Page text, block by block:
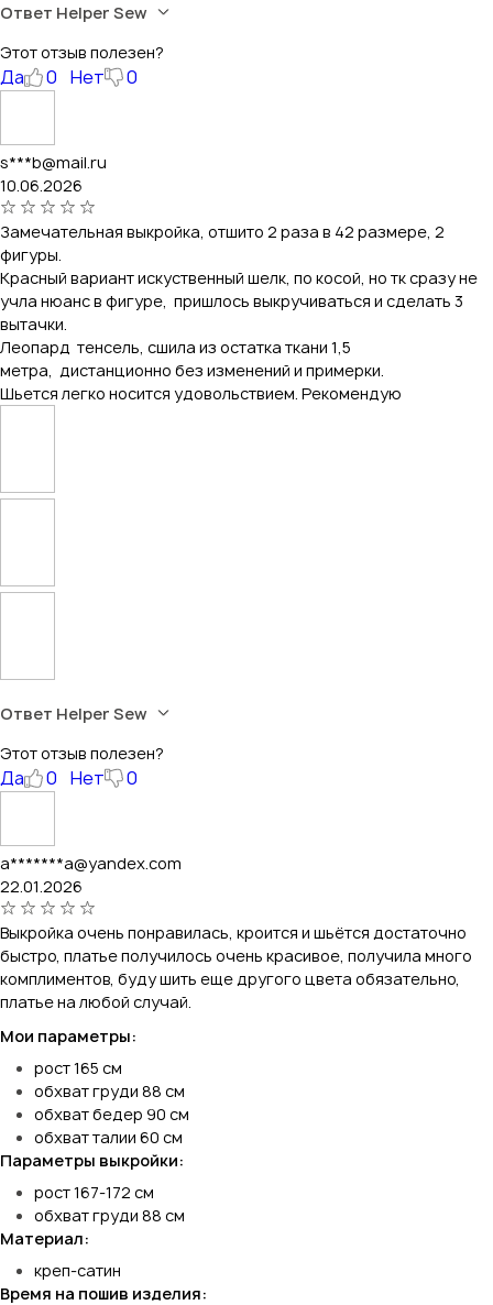
Ответ Helper Sew
Этот отзыв полезен?
Да 0 Нет 0
s***b@mail.ru
10.06.2026
Замечательная выкройка, отшито 2 раза в 42 размере, 2
фигуры.
Красный вариант искуственный шелк, по косой, но тк сразу не
учла нюанс в фигуре, пришлось выкручиваться и сделать 3
вытачки.
Леопард тенсель, сшила из остатка ткани 1,5
метра, дистанционно без изменений и примерки.
Шьется легко носится удовольствием. Рекомендую
Ответ Helper Sew
Этот отзыв полезен?
Да 0 Нет 0
a*******a@yandex.com
22.01.2026
Выкройка очень понравилась, кроится и шьётся достаточно
быстро, платье получилось очень красивое, получила много
комплиментов, буду шить еще другого цвета обязательно,
платье на любой случай.
Мои параметры:
рост 165 см
обхват груди 88 см
обхват бедер 90 см
обхват талии 60 см
Параметры выкройки:
рост 167-172 см
обхват груди 88 см
Материал:
креп-сатин
Время на пошив изделия: